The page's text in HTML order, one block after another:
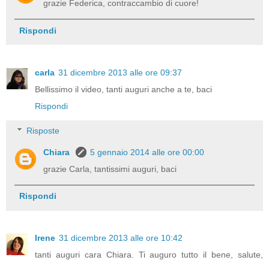
grazie Federica, contraccambio di cuore!
Rispondi
carla 31 dicembre 2013 alle ore 09:37
Bellissimo il video, tanti auguri anche a te, baci
Rispondi
Risposte
Chiara
5 gennaio 2014 alle ore 00:00
grazie Carla, tantissimi auguri, baci
Rispondi
Irene 31 dicembre 2013 alle ore 10:42
tanti auguri cara Chiara. Ti auguro tutto il bene, salute,